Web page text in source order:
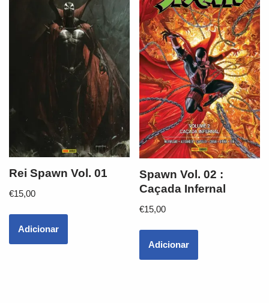
Rei Spawn Vol. 01
€15,00
Adicionar
Spawn Vol. 02 :
Caçada Infernal
€15,00
Adicionar